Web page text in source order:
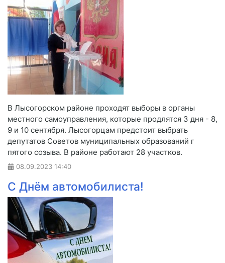
В Лысогорском районе проходят выборы в органы
местного самоуправления, которые продлятся 3 дня - 8,
9 и 10 сентября. Лысогорцам предстоит выбрать
депутатов Советов муниципальных образований г
пятого созыва. В районе работают 28 участков.
08.09.2023 14:40
С Днём автомобилиста!